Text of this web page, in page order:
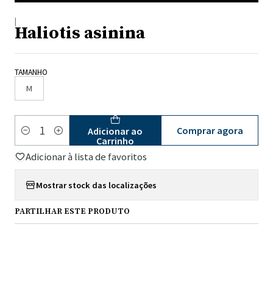
|
Haliotis asinina
TAMANHO
M
Quantidade
Adicionar ao
Carrinho
Comprar agora
Adicionar à lista de favoritos
Mostrar stock das localizações
PARTILHAR ESTE PRODUTO